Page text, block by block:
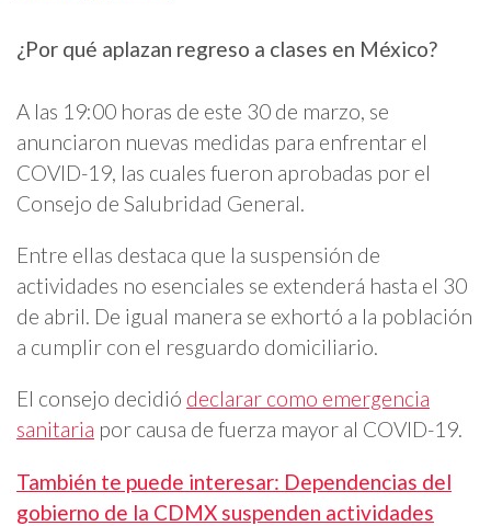
¿Por qué aplazan regreso a clases en México?
A las 19:00 horas de este 30 de marzo, se
anunciaron nuevas medidas para enfrentar el
COVID-19, las cuales fueron aprobadas por el
Consejo de Salubridad General.
Entre ellas destaca que la suspensión de
actividades no esenciales se extenderá hasta el 30
de abril. De igual manera se exhortó a la población
a cumplir con el resguardo domiciliario.
El consejo decidió declarar como emergencia
sanitaria por causa de fuerza mayor al COVID-19.
También te puede interesar: Dependencias del
gobierno de la CDMX suspenden actividades